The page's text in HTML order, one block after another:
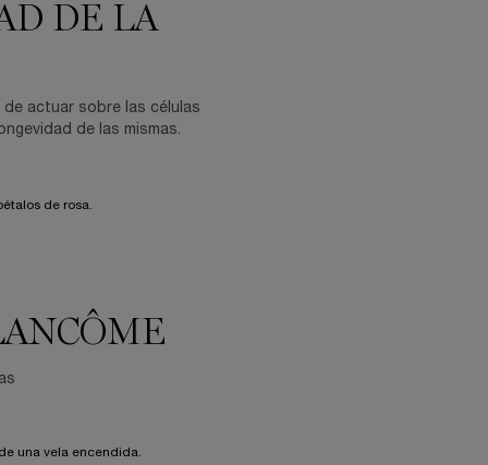
DE LA
de actuar sobre las células
de las mismas.